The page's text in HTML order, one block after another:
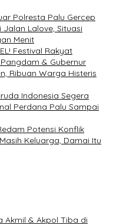
Polresta Palu Gercep
Lalove, Situasi
Menit
Festival Rakyat
& Gubernur
Ribuan Warga Histeris
Indonesia Segera
Perdana Palu Sampai
Potensi Konflik
Keluarga, Damai Itu
Akmil & Akpol Tiba di